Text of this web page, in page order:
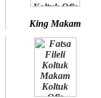
King Makam